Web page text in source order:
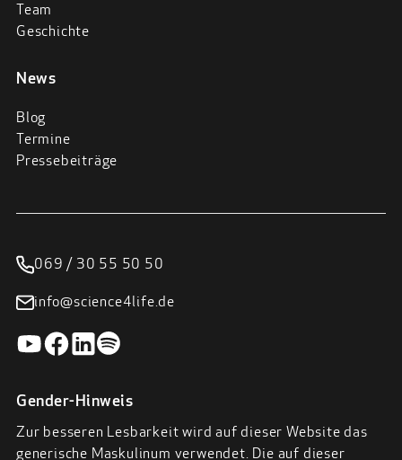
Team
Geschichte
News
Blog
Termine
Pressebeiträge
069 / 30 55 50 50
info@science4life.de
Gender-Hinweis
Zur besseren Lesbarkeit wird auf dieser Website das
generische Maskulinum verwendet. Die auf dieser